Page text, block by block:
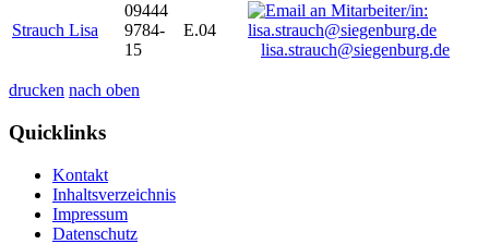
Strauch Lisa
09444
9784-
15
E.04
lisa.strauch@siegenburg.de
drucken nach oben
Quicklinks
Kontakt
Inhaltsverzeichnis
Impressum
Datenschutz